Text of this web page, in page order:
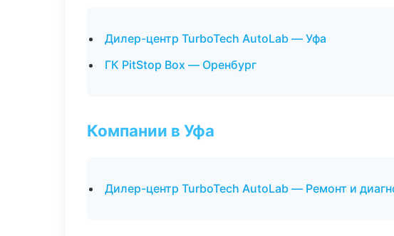
Дилер-центр TurboTech AutoLab — Уфа
ГК PitStop Box — Оренбург
Компании в Уфа
Дилер-центр TurboTech AutoLab — Ремонт и